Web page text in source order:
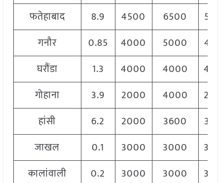
फतेहाबाद
8.9 4500 6500
गनौर
0.85 4000 5000
घरौंडा
1.3 4000 4000
गोहाना
3.9 2000 4000
हांसी
6.2 2000 3600
जाखल
0.1 3000 3000
कालांवाली
0.2 3000 3000